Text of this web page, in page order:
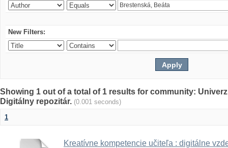
New Filters:
Showing 1 out of a total of 1 results for community:
Digitálny repozitár. (0.001 seconds)
1
Kreatívne kompetencie učiteľa : digitálne